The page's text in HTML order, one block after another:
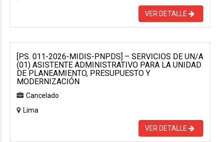
VER DETALLE
[P.S. 011-2026-MIDIS-PNPDS] – SERVICIOS DE UN/A
(01) ASISTENTE ADMINISTRATIVO PARA LA UNIDAD
DE PLANEAMIENTO, PRESUPUESTO Y
MODERNIZACIÓN
Cancelado
Lima
VER DETALLE